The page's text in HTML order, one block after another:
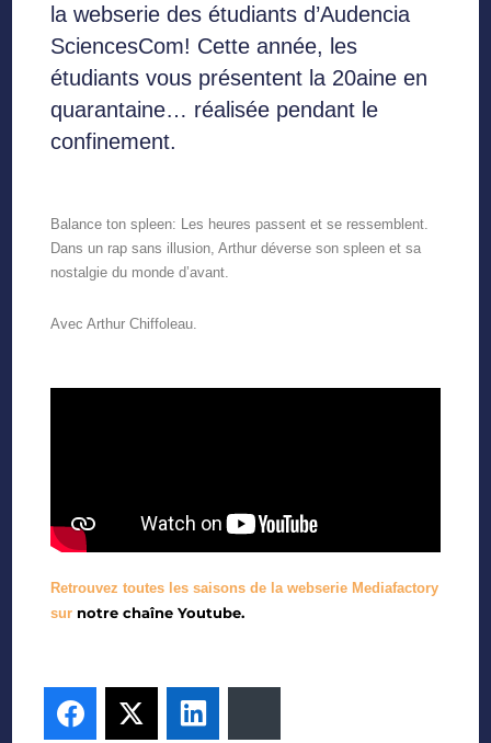
la webserie des étudiants d’Audencia
SciencesCom! Cette année, les
étudiants vous présentent la 20aine en
quarantaine… réalisée pendant le
confinement.
Balance ton spleen: Les heures passent et se ressemblent.
Dans un rap sans illusion, Arthur déverse son spleen et sa
nostalgie du monde d’avant.
Avec Arthur Chiffoleau.
Retrouvez toutes les saisons de la webserie Mediafactory
sur notre chaîne Youtube.
Facebook
Twitter